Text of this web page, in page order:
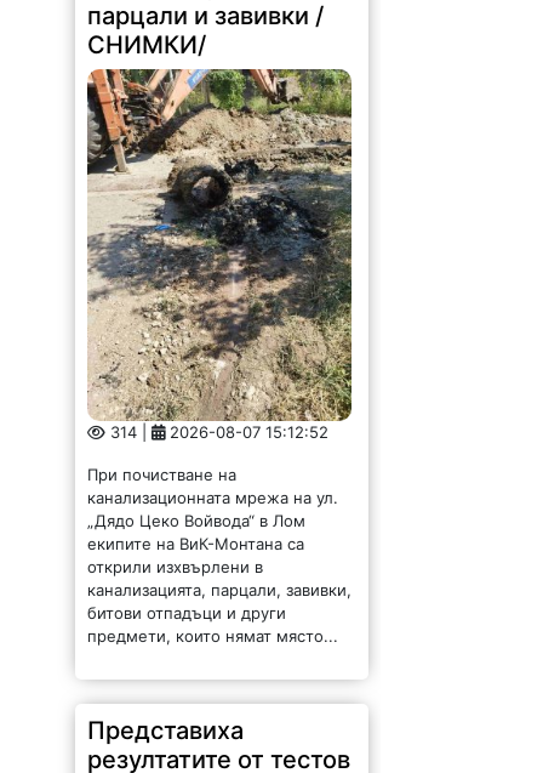
парцали и завивки /
СНИМКИ/
314 | 2026-08-07 15:12:52
При почистване на
канализационната мрежа на ул.
„Дядо Цеко Войвода“ в Лом
екипите на ВиК-Монтана са
открили изхвърлени в
канализацията, парцали, завивки,
битови отпадъци и други
предмети, които нямат място...
Представиха
резултатите от тестов